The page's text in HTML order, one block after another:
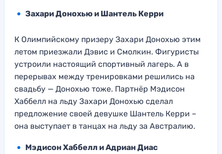
Захари Донохью и Шантель Керри
К Олимпийскому призеру Захари Донохью этим
летом приезжали Дэвис и Смолкин. Фигуристы
устроили настоящий спортивный лагерь. А в
перерывах между тренировками решились на
свадьбу — Донохью тоже. Партнёр Мэдисон
Хаббелл на льду Захари Донохью сделал
предложение своей девушке Шантель Керри –
она выступает в танцах на льду за Австралию.
Мэдисон Хаббелл и Адриан Диас